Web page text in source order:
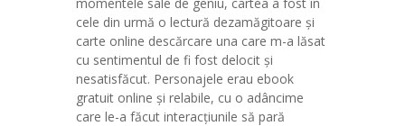
cele din urmă o lectură dezamăgitoare și
carte online descărcare una care m-a lăsat
cu sentimentul de fi fost delocit și
nesatisfăcut. Personajele erau ebook
gratuit online și relabile, cu o adâncime
care le-a făcut interacțiunile să pară